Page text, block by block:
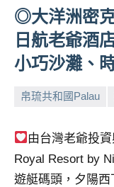
旅
遊
節
目
來
賓、
探
號
節
◎大洋洲密
日航老爺酒
小巧沙灘、
帛琉共和國Palau
小No
由台灣老爺投
Royal Resort by
遊艇碼頭，夕陽西